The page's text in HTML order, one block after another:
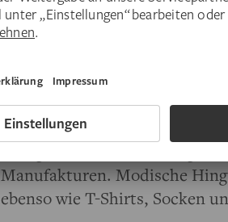
Die Städel Linie – Ein Stück
Unsere exklusive
Alltag. Entdecken Sie
Manufakturen. Modische
ebenso wie T-Shirts, Socken